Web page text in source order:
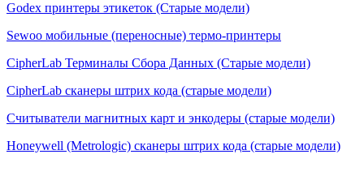
Godex принтеры этикеток (Старые модели)
Sewoo мобильные (переносные) термо-принтеры
CipherLab Терминалы Сбора Данных (Старые модели)
CipherLab сканеры штрих кода (старые модели)
Считыватели магнитных карт и энкодеры (старые модели)
Honeywell (Metrologic) сканеры штрих кода (старые модели)